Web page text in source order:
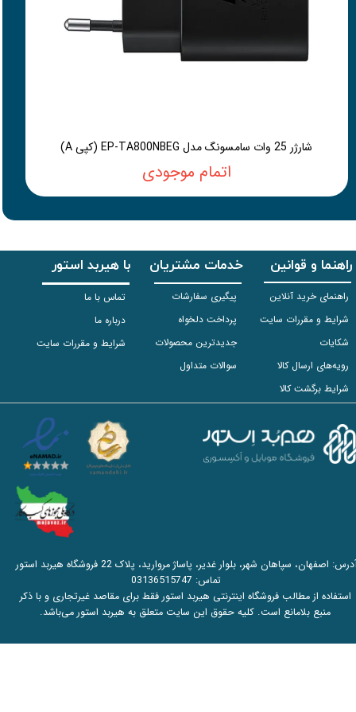
شارژر 25 وات سامسونگ مدل EP-TA800NBEG (کپی A)
اتمام موجودی
راهنما و قوانین
راهنمای خرید آنلاین
شرایط و مقررات سایت
شکایات
رویه‌های ارسال کالا
شرایط برگشت کالا
خدمات مشتریان
پیگیری سفارشات
پرداخت دلخواه
جدیدترین محصولات
سوالات متداول
با هیربد استور
تماس با ما
درباره ما
شرایط و مقررات سایت
آدرس: اصفهان، سپاهان شهر، بلوار غدیر، پاساژ مروارید، پلاک 22 فروشگاه هیربد استور
تماس: 03136515747
استفاده از مطالب فروشگاه اینترنتی هیربد استور فقط برای مقاصد غیرتجاری و با ذکر
منبع بلامانع است. کلیه حقوق این سایت متعلق به هیربد استور می‌باشد.​​​​​​​